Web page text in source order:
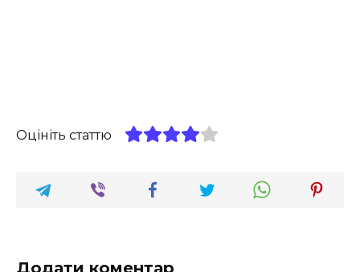
Оцініть статтю
Додати коментар